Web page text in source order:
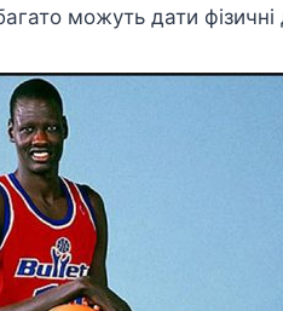
можуть дати фізичні